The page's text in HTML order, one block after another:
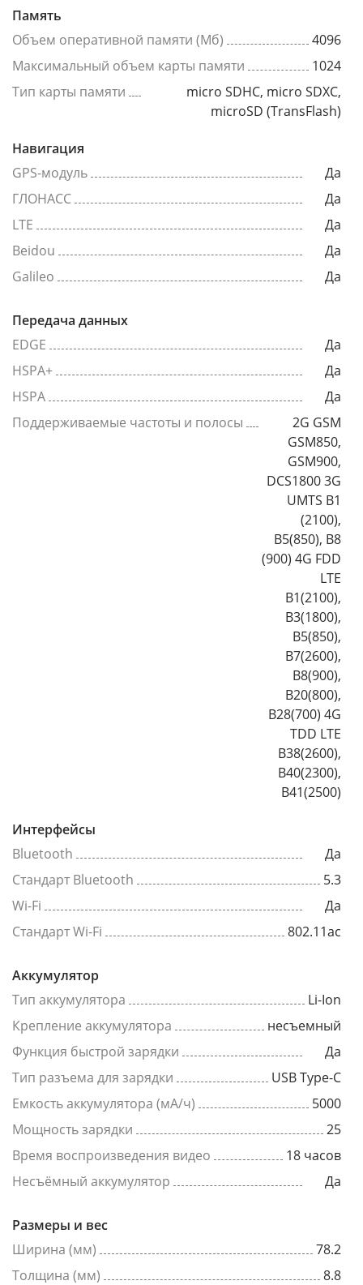
Память
Объем оперативной памяти (Мб)
4096
Максимальный объем карты памяти
1024
Тип карты памяти
micro SDHC, micro SDXC,
microSD (TransFlash)
Навигация
GPS-модуль
Да
ГЛОНАСС
Да
LTE
Да
Beidou
Да
Galileo
Да
Передача данных
EDGE
Да
HSPA+
Да
HSPA
Да
Поддерживаемые частоты и полосы
2G GSM
GSM850,
GSM900,
DCS1800 3G
UMTS B1
(2100),
B5(850), B8
(900) 4G FDD
LTE
B1(2100),
B3(1800),
B5(850),
B7(2600),
B8(900),
B20(800),
B28(700) 4G
TDD LTE
B38(2600),
B40(2300),
B41(2500)
Интерфейсы
Bluetooth
Да
Стандарт Bluetooth
5.3
Wi-Fi
Да
Стандарт Wi-Fi
802.11ac
Аккумулятор
Тип аккумулятора
Li-Ion
Крепление аккумулятора
несъемный
Функция быстрой зарядки
Да
Тип разъема для зарядки
USB Type-C
Емкость аккумулятора (мА/ч)
5000
Мощность зарядки
25
Время воспроизведения видео
18 часов
Несъёмный аккумулятор
Да
Размеры и вес
Ширина (мм)
78.2
Толщина (мм)
8.8